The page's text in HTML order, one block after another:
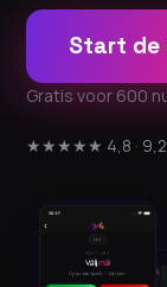
Start
Gratis voor 600
★★★★★ 4,8 ·